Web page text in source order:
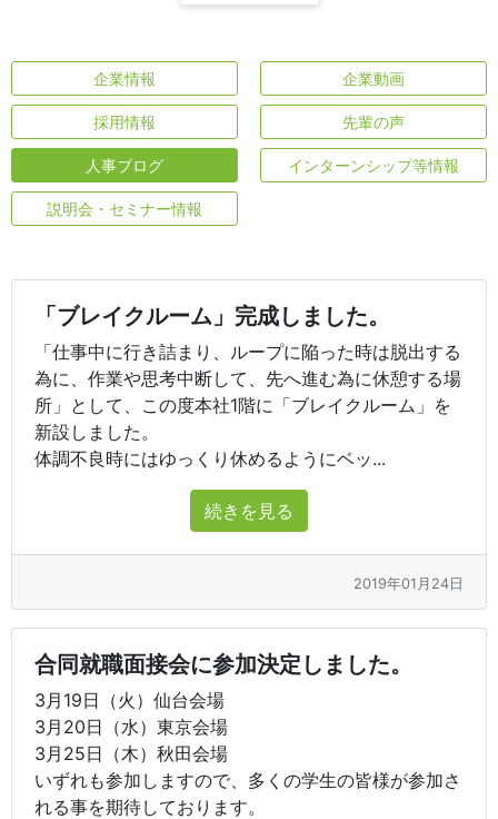
企業情報 企業動画
採用情報 先輩の声
人事ブログ インターンシップ等情報
説明会・セミナー情報
「ブレイクルーム」完成しました。
「仕事中に行き詰まり、ループに陥った時は脱出する
為に、作業や思考中断して、先へ進む為に休憩する場
所」として、この度本社1階に「ブレイクルーム」を
新設しました。
体調不良時にはゆっくり休めるようにベッ...
続きを見る
2019年01月24日
合同就職面接会に参加決定しました。
3月19日（火）仙台会場
3月20日（水）東京会場
3月25日（木）秋田会場
いずれも参加しますので、多くの学生の皆様が参加さ
れる事を期待しております。